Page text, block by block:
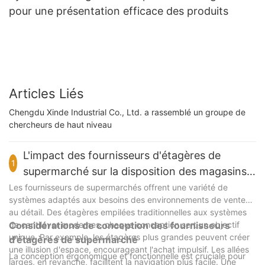
pour une présentation efficace des produits
Articles Liés
Chengdu Xinde Industrial Co., Ltd. a rassemblé un groupe de
chercheurs de haut niveau
1
L'impact des fournisseurs d'étagères de
supermarché sur la disposition des magasins
& conception
Les fournisseurs de supermarchés offrent une variété de
systèmes adaptés aux besoins des environnements de vente
au détail. Des étagères empilées traditionnelles aux systèmes
de cantilever modernes, chaque conception sert un objectif
unique. Par exemple, les étagères plus grandes peuvent créer
une illusion d'espace, encourageant l'achat impulsif. Les allées
larges, en revanche, facilitent la navigation plus facile. Une
Considérations de conception des fournisseurs
d'étagères de supermarché
La conception ergonomique et fonctionnelle est cruciale pour